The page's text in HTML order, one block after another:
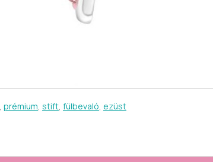
prémium stift fülbevaló ezüst